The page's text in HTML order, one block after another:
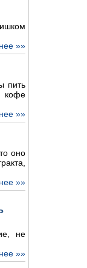
»»
пить
кофе
»»
оно
»»
не
»»